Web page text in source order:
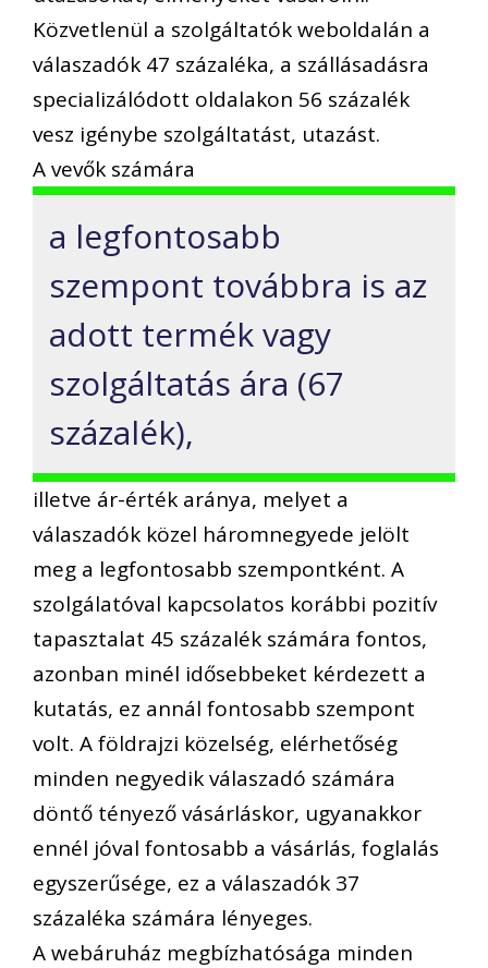
Közvetlenül a szolgáltatók weboldalán a
válaszadók 47 százaléka, a szállásadásra
specializálódott oldalakon 56 százalék
vesz igénybe szolgáltatást, utazást.
A vevők számára
a legfontosabb
szempont továbbra is az
adott termék vagy
szolgáltatás ára (67
százalék),
illetve ár-érték aránya, melyet a
válaszadók közel háromnegyede jelölt
meg a legfontosabb szempontként. A
szolgálatóval kapcsolatos korábbi pozitív
tapasztalat 45 százalék számára fontos,
azonban minél idősebbeket kérdezett a
kutatás, ez annál fontosabb szempont
volt. A földrajzi közelség, elérhetőség
minden negyedik válaszadó számára
döntő tényező vásárláskor, ugyanakkor
ennél jóval fontosabb a vásárlás, foglalás
egyszerűsége, ez a válaszadók 37
százaléka számára lényeges.
A webáruház megbízhatósága minden